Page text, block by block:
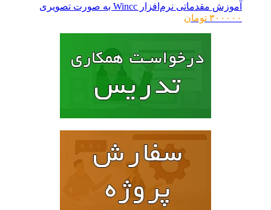
آموزش مقدماتی نرم‌افزار Wincc به صورت تصویری
۳۰۰۰۰۰ تومان